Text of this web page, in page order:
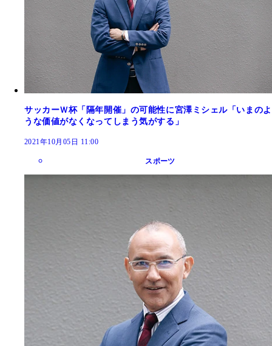
サッカーＷ杯「隔年開催」の可能性に宮澤ミシェル「いまのよ
うな価値がなくなってしまう気がする」
2021年10月05日 11:00
スポーツ